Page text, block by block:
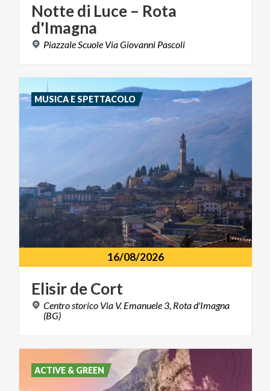
Nottedi Luce – Rota
d'Imagna
Piazzale Scuole ViaGiovanni Pascoli
16/08/2026
ElisirdeCort
Centro storico Via V. Emanuele 3, Rota d'Imagna
(BG)
MUSICA E SPETTACOLO
ACTIVE & GREEN